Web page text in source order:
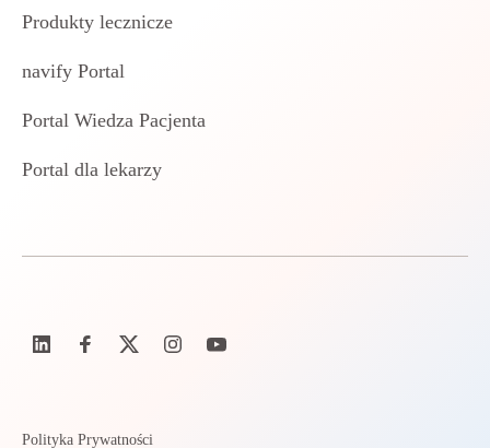
Produkty lecznicze
navify Portal
Portal Wiedza Pacjenta
Portal dla lekarzy
Polityka Prywatności